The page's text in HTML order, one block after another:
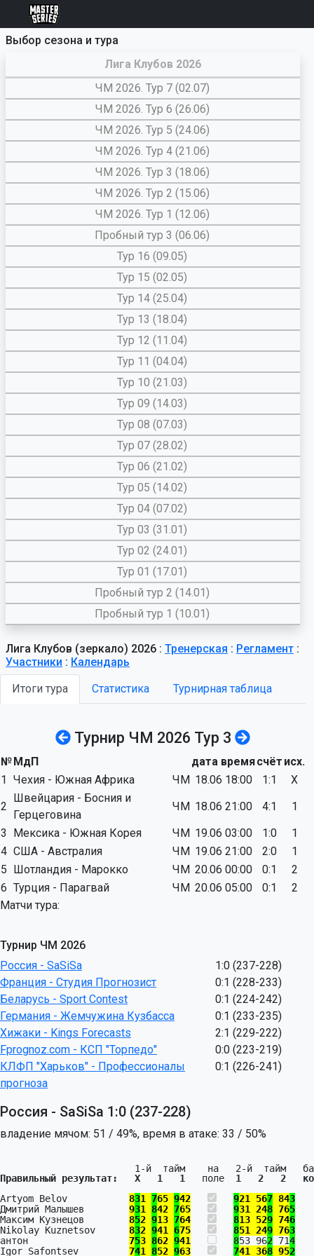
Выбор сезона и тура
Лига Клубов 2026
ЧМ 2026. Тур 7 (02.07)
ЧМ 2026. Тур 6 (26.06)
ЧМ 2026. Тур 5 (24.06)
ЧМ 2026. Тур 4 (21.06)
ЧМ 2026. Тур 3 (18.06)
ЧМ 2026. Тур 2 (15.06)
ЧМ 2026. Тур 1 (12.06)
Пробный тур 3 (06.06)
Тур 16 (09.05)
Тур 15 (02.05)
Тур 14 (25.04)
Тур 13 (18.04)
Тур 12 (11.04)
Тур 11 (04.04)
Тур 10 (21.03)
Тур 09 (14.03)
Тур 08 (07.03)
Тур 07 (28.02)
Тур 06 (21.02)
Тур 05 (14.02)
Тур 04 (07.02)
Тур 03 (31.01)
Тур 02 (24.01)
Тур 01 (17.01)
Пробный тур 2 (14.01)
Пробный тур 1 (10.01)
Лига Клубов (зеркало) 2026 : Тренерская : Регламент :
Участники : Календарь
Итоги тура
Статистика Турнирная таблица
Турнир ЧМ 2026 Тур 3
№МдП дата времясчёт исх.
1 Чехия - Южная Африка ЧМ 18.06 18:00 1:1
X
2
Швейцария - Босния и
Герцеговина
ЧМ 18.06 21:00 4:1
1
3
Мексика - Южная Корея ЧМ 19.06 03:00 1:0
1
4 США - Австралия ЧМ 19.06 21:00 2:0
1
5 Шотландия - Марокко ЧМ 20.06 00:00 0:1
2
6 Турция - Парагвай ЧМ 20.06 05:00 0:1
2
Матчи тура:
Турнир ЧМ 2026
Россия - SaSiSa
1:0 (237-228)
Франция - Студия Прогнозист
0:1 (228-233)
Беларусь - Sport Contest
0:1 (224-242)
Германия - Жемчужина Кузбасса
0:1 (233-235)
Хижаки - Kings Forecasts
2:1 (229-222)
Fprognoz.com - КСП "Торпедо"
0:0 (223-219)
КЛФП "Харьков" - Профессионалы
прогноза
0:1 (226-241)
Россия - SaSiSa 1:0 (237-228)
владение мячом: 51 / 49%, время в атаке: 33 / 50%
Правильный результат:   X   1   1 поле 1   2   2
Artyom Belov 831 765 942 921 567 843
Дмитрий Малышев 931 842 765 931 248 765
Максим Кузнецов 852 913 764 813 529 746
Nikolay Kuznetsov 832 941 675 851 249 763
антон 753 862 941 853 962 714
Igor Safontsev 741 852 963 741 368 952